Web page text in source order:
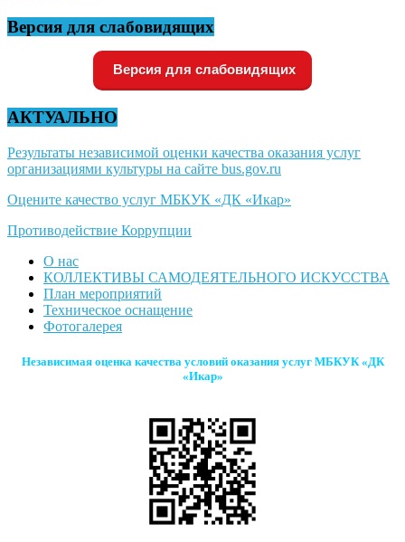
Версия для слабовидящих
Версия для слабовидящих
АКТУАЛЬНО
Результаты независимой оценки качества оказания услуг
организациями культуры на сайте bus.gov.ru
Оцените качество услуг МБКУК «ДК «Икар»
Противодействие Коррупции
О нас
КОЛЛЕКТИВЫ САМОДЕЯТЕЛЬНОГО ИСКУССТВА
План мероприятий
Техническое оснащение
Фотогалерея
Независимая оценка качества условий оказания услуг МБКУК «ДК
«Икар»